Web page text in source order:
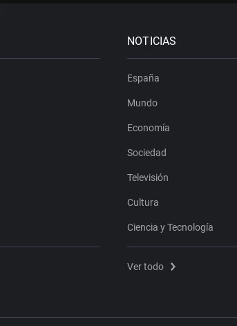
NOTICIAS
España
Mundo
Economía
Sociedad
Televisión
Cultura
Ciencia y Tecnología
Ver todo